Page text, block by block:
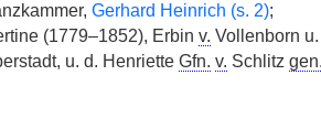
Gerhard Heinrich (s. 2);
(1779–1852), Erbin v. Vollenborn
u. d. Henriette Gfn. v. Schlitz gen.